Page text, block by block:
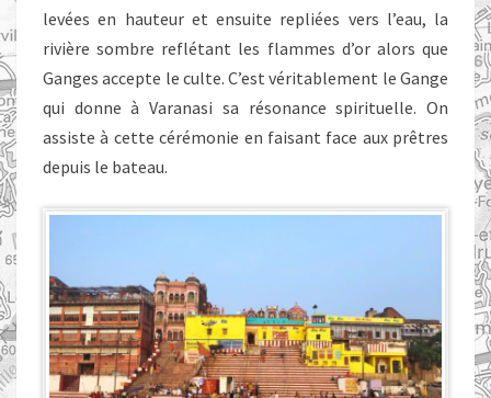
levées en hauteur et ensuite repliées vers l’eau, la
rivière sombre reflétant les flammes d’or alors que
Ganges accepte le culte. C’est véritablement le Gange
qui donne à Varanasi sa résonance spirituelle. On
assiste à cette cérémonie en faisant face aux prêtres
depuis le bateau.